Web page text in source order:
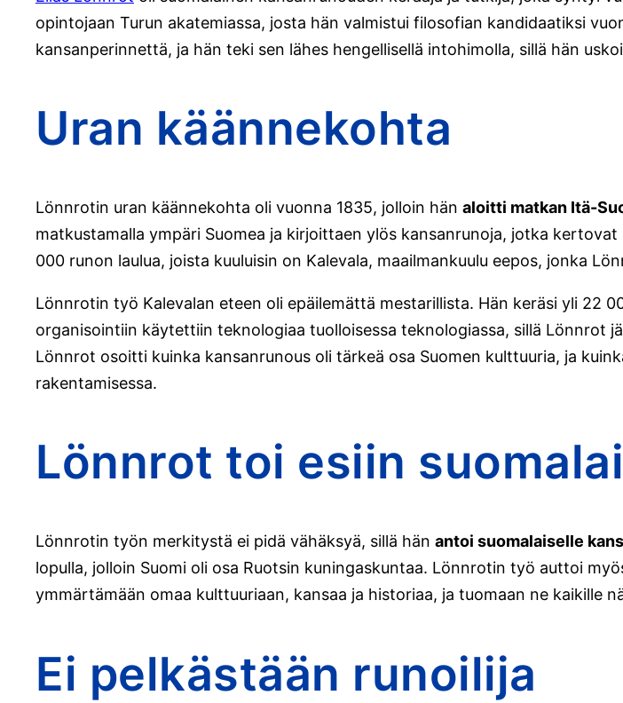
opintojaan Turun akatemiassa, josta hän valmistui filosofian kandidaatiksi
kansanperinnettä, ja hän teki sen lähes hengellisellä intohimolla, sillä hän
Uran käännekohta
Lönnrotin uran käännekohta oli vuonna 1835, jolloin hän aloitti matkan Itä-
matkustamalla ympäri Suomea ja kirjoittaen ylös kansanrunoja, jotka
000 runon laulua, joista kuuluisin on Kalevala, maailmankuulu eepos, jonka
Lönnrotin työ Kalevalan eteen oli epäilemättä mestarillista. Hän keräsi yli 22
organisointiin käytettiin teknologiaa tuolloisessa teknologiassa, sillä Lönnrot
Lönnrot osoitti kuinka kansanrunous oli tärkeä osa Suomen kulttuuria, ja
rakentamisessa.
Lönnrot toi esiin
Lönnrotin työn merkitystä ei pidä vähäksyä, sillä hän antoi suomalaiselle
lopulla, jolloin Suomi oli osa Ruotsin kuningaskuntaa. Lönnrotin työ auttoi
ymmärtämään omaa kulttuuriaan, kansaa ja historiaa, ja tuomaan ne kaikille
Ei pelkästään runoilija